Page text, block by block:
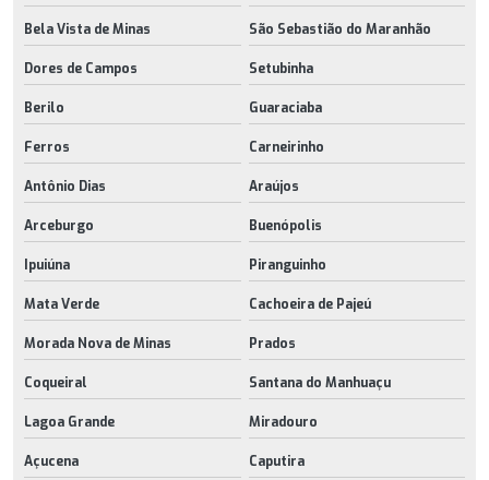
Bela Vista de Minas São Sebastião do Maranhão
Dores de Campos Setubinha
Berilo Guaraciaba
Ferros Carneirinho
Antônio Dias Araújos
Arceburgo Buenópolis
Ipuiúna Piranguinho
Mata Verde Cachoeira de Pajeú
Morada Nova de Minas Prados
Coqueiral Santana do Manhuaçu
Lagoa Grande Miradouro
Açucena Caputira